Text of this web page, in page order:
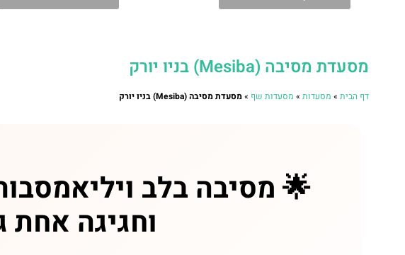
מסעדת מסיבה (Mesiba) בניו יורק
דף הבית» מסעדות» מסעדות שף»מסעדת מסיבה (Mesiba) בניו יורק
🌟 מסיבה בלב
וחגיגה אחת